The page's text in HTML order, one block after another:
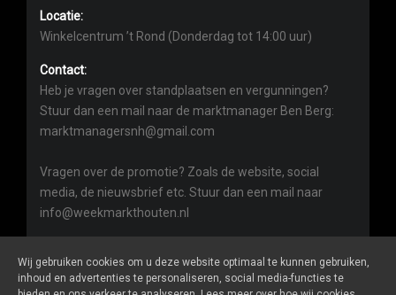
Locatie:
Winkelcentrum ’t Rond (Donderdag tot 14:00 uur)
Contact:
Heb je vragen over standplaatsen en vergunningen?
Stuur dan een mail naar de marktmanager Ben Berg:
marktmanagersnh@gmail.com
Vragen over de promotie? Zoals de website, social
media, de nieuwsbrief etc. Stuur dan een mail naar
info@weekmarkthouten.nl
Wij gebruiken cookies om u deze website optimaal te kunnen gebruiken,
inhoud en advertenties te personaliseren, social media-functies te